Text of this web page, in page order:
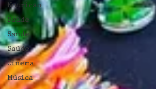
Nutrição
Saúde
Saúde
Saúde
Cinema
Música